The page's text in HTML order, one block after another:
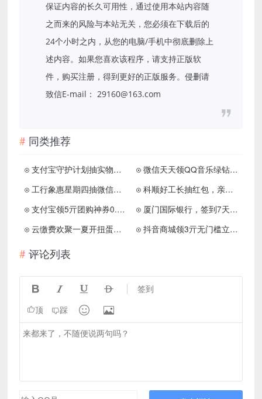
保证内容的长久可用性，通过使用本站内容随
之而来的风险与本站无关，您必须在下载后的
24个小时之内，从您的电脑/手机中彻底删除上
述内容。如果您喜欢该程序，请支持正版软
件，购买注册，得到更好的正版服务。侵删请
致信E-mail： 29160@163.com
同类推荐
支付宝守护计划抽实物或会员
微信天天领QQ音乐绿钻周卡
工行象惠星期四抽微信立减金
科顺好工长抽红包，亲中0.3元
支付宝领5亓团购神券0.01亓购
厦门国际银行，签到7天领10元微信立减金！
云缴费欢聚一夏开扭蛋抽最高218元缴费立减金
抖音商城领3亓无门槛立减券
评论列表
    签到
顶 踩  